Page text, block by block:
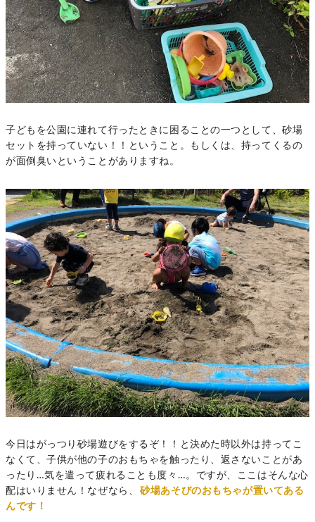
子どもを公園に連れて行ったときに困ることの一つとして、砂場
セットを持っていない！！ということ。もしくは、持ってくるの
が面倒臭いということがありますね。
今日はがっつり砂場遊びをするぞ！！と決めた時以外は持ってこ
なくて、子供が他の子のおもちゃを触ったり、返さないことがあ
ったり…気を遣って疲れることも度々…。ですが、ここはそんな心
配はいりません！なぜなら、
砂場あそびのおもちゃが置いてある
んです！